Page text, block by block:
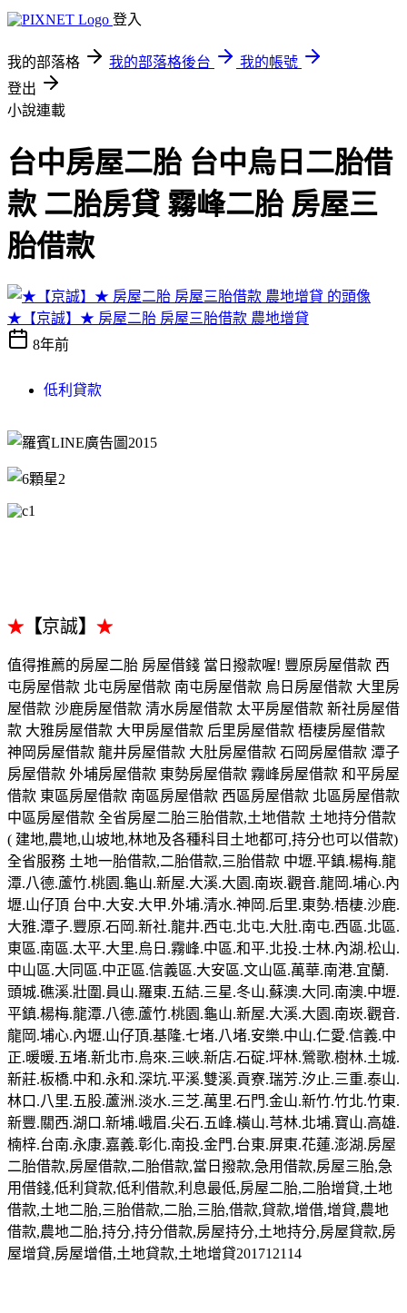
登入
我的部落格 我的部落格後台
我的帳號
登出
小說連載
台中房屋二胎 台中烏日二胎借
款 二胎房貸 霧峰二胎 房屋三
胎借款
★【京誠】★ 房屋二胎 房屋三胎借款 農地增貸
8年前
低利貸款
★ 【京誠】 ★
值得推薦的房屋二胎 房屋借錢 當日撥款喔! 豐原房屋借款 西
屯房屋借款 北屯房屋借款 南屯房屋借款 烏日房屋借款 大里房
屋借款 沙鹿房屋借款 清水房屋借款 太平房屋借款 新社房屋借
款 大雅房屋借款 大甲房屋借款 后里房屋借款 梧棲房屋借款
神岡房屋借款 龍井房屋借款 大肚房屋借款 石岡房屋借款 潭子
房屋借款 外埔房屋借款 東勢房屋借款 霧峰房屋借款 和平房屋
借款 東區房屋借款 南區房屋借款 西區房屋借款 北區房屋借款
中區房屋借款 全省房屋二胎三胎借款,土地借款 土地持分借款
( 建地,農地,山坡地,林地及各種科目土地都可,持分也可以借款)
全省服務 土地一胎借款,二胎借款,三胎借款 中壢.平鎮.楊梅.龍
潭.八德.蘆竹.桃園.龜山.新屋.大溪.大園.南崁.觀音.龍岡.埔心.內
壢.山仔頂 台中.大安.大甲.外埔.清水.神岡.后里.東勢.梧棲.沙鹿.
大雅.潭子.豐原.石岡.新社.龍井.西屯.北屯.大肚.南屯.西區.北區.
東區.南區.太平.大里.烏日.霧峰.中區.和平.北投.士林.內湖.松山.
中山區.大同區.中正區.信義區.大安區.文山區.萬華.南港.宜蘭.
頭城.礁溪.壯圍.員山.羅東.五結.三星.冬山.蘇澳.大同.南澳.中壢.
平鎮.楊梅.龍潭.八德.蘆竹.桃園.龜山.新屋.大溪.大園.南崁.觀音.
龍岡.埔心.內壢.山仔頂.基隆.七堵.八堵.安樂.中山.仁愛.信義.中
正.暖暖.五堵.新北市.烏來.三峽.新店.石碇.坪林.鶯歌.樹林.土城.
新莊.板橋.中和.永和.深坑.平溪.雙溪.貢寮.瑞芳.汐止.三重.泰山.
林口.八里.五股.蘆洲.淡水.三芝.萬里.石門.金山.新竹.竹北.竹東.
新豐.關西.湖口.新埔.峨眉.尖石.五峰.橫山.芎林.北埔.寶山.高雄.
楠梓.台南.永康.嘉義.彰化.南投.金門.台東.屏東.花蓮.澎湖.房屋
二胎借款,房屋借款,二胎借款,當日撥款,急用借款,房屋三胎,急
用借錢,低利貸款,低利借款,利息最低,房屋二胎,二胎增貸,土地
借款,土地二胎,三胎借款,二胎,三胎,借款,貸款,增借,增貸,農地
借款,農地二胎,持分,持分借款,房屋持分,土地持分,房屋貸款,房
屋增貸,房屋增借,土地貸款,土地增貸201712114